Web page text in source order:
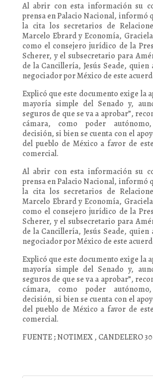
Al abrir con esta información su
prensa en Palacio Nacional, informó
la cita los secretarios de
Marcelo Ebrard y Economía,
como el consejero jurídico de la
Scherer, y el subsecretario para
de la Cancillería, Jesús Seade, quien
negociador por México de este
Explicó que este documento exige la
mayoría simple del Senado y,
seguros de que se va a aprobar”,
cámara, como poder
decisión, si bien se cuenta con el
del pueblo de México a favor de
comercial.
Al abrir con esta información su
prensa en Palacio Nacional, informó
la cita los secretarios de
Marcelo Ebrard y Economía,
como el consejero jurídico de la
Scherer, y el subsecretario para
de la Cancillería, Jesús Seade, quien
negociador por México de este
Explicó que este documento exige la
mayoría simple del Senado y,
seguros de que se va a aprobar”,
cámara, como poder
decisión, si bien se cuenta con el
del pueblo de México a favor de
comercial.
FUENTE ; NOTIMEX , CANDELERO